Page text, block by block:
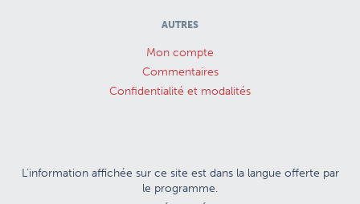
AUTRES
Mon compte
Commentaires
Confidentialité et modalités
L’information affichée sur ce site est dans la langue offerte par
le programme.